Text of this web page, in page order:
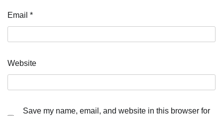
Email *
Website
Save my name, email, and website in this browser for